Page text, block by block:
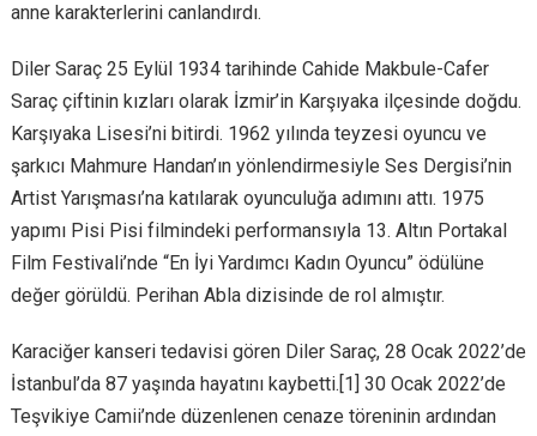
anne karakterlerini canlandırdı.
Diler Saraç 25 Eylül 1934 tarihinde Cahide Makbule-Cafer
Saraç çiftinin kızları olarak İzmir’in Karşıyaka ilçesinde doğdu.
Karşıyaka Lisesi’ni bitirdi. 1962 yılında teyzesi oyuncu ve
şarkıcı Mahmure Handan’ın yönlendirmesiyle Ses Dergisi’nin
Artist Yarışması’na katılarak oyunculuğa adımını attı. 1975
yapımı Pisi Pisi filmindeki performansıyla 13. Altın Portakal
Film Festivali’nde “En İyi Yardımcı Kadın Oyuncu” ödülüne
değer görüldü. Perihan Abla dizisinde de rol almıştır.
Karaciğer kanseri tedavisi gören Diler Saraç, 28 Ocak 2022’de
İstanbul’da 87 yaşında hayatını kaybetti.[1] 30 Ocak 2022’de
Teşvikiye Camii’nde düzenlenen cenaze töreninin ardından